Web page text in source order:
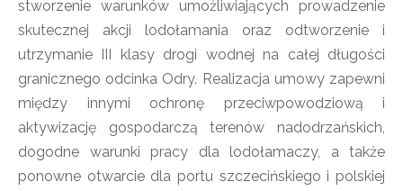
stworzenie warunków umożliwiających prowadzenie
skutecznej akcji lodołamania oraz odtworzenie i
utrzymanie III klasy drogi wodnej na całej długości
granicznego odcinka Odry. Realizacja umowy zapewni
między innymi ochronę przeciwpowodziową i
aktywizację gospodarczą terenów nadodrzańskich,
dogodne warunki pracy dla lodołamaczy, a także
ponowne otwarcie dla portu szczecińskiego i polskiej